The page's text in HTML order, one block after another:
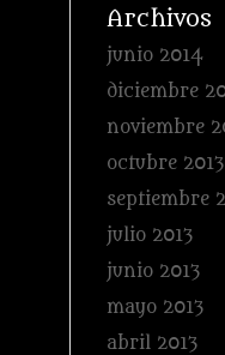
Archivos
junio 2014
diciembre
noviembre
octubre 2013
septiembre
julio 2013
junio 2013
mayo 2013
abril 2013